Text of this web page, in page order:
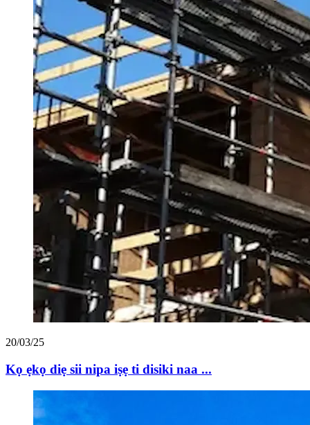
20/03/25
Kọ ẹkọ diẹ sii nipa iṣẹ ti disiki naa ...